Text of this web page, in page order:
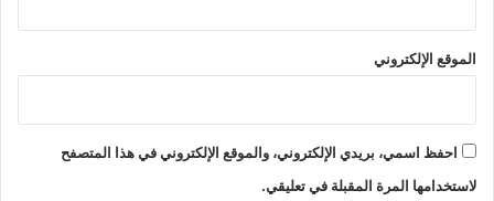
الموقع الإلكتروني
احفظ اسمي، بريدي الإلكتروني، والموقع الإلكتروني في هذا المتصفح
لاستخدامها المرة المقبلة في تعليقي.